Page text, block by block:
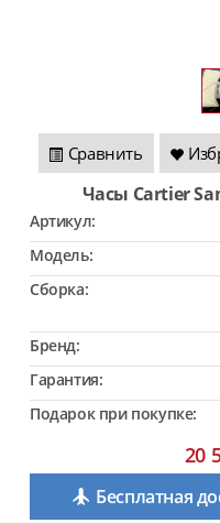
Сравнить
Часы Cartier
Артикул:
Модель:
Сборка:
Бренд:
Гарантия:
Подарок при покупке:
20
Бесплатная